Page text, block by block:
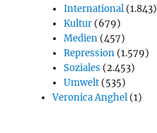
International (1.843)
Kultur (679)
Medien (457)
Repression (1.579)
Soziales (2.453)
Umwelt (535)
Veronica Anghel (1)